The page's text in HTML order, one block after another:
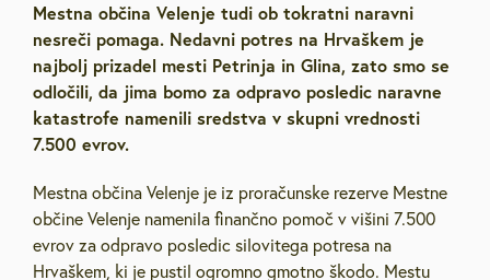
Mestna občina Velenje tudi ob tokratni naravni
nesreči pomaga. Nedavni potres na Hrvaškem je
najbolj prizadel mesti Petrinja in Glina, zato smo se
odločili, da jima bomo za odpravo posledic naravne
katastrofe namenili sredstva v skupni vrednosti
7.500 evrov.
Mestna občina Velenje je iz proračunske rezerve Mestne
občine Velenje namenila finančno pomoč v višini 7.500
evrov za odpravo posledic silovitega potresa na
Hrvaškem, ki je pustil ogromno gmotno škodo. Mestu